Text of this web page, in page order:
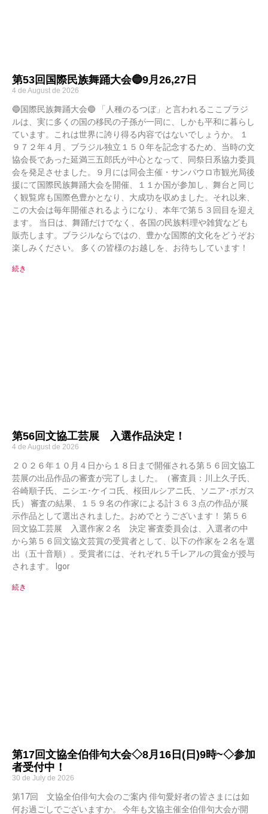
第53回国際民族舞踊大会🔵9月26,27日
4 de August de 2026
🔵国際民族舞踊大会🔵 「人種のるつぼ」と言われるここブラジ
ルは、実に多くの国の移民の子孫が一同に、しかも平和に暮らし
ています。これは世界に誇り得る内容ではないでしょうか。 １
９７２年４月、ブラジル独立１５０年を記念するため、当時の文
協会長であった延満三五郎氏が中心となって、同祭日系協力委員
会を発足させました。９月には同会主催・サンパウロ市観光局後
援にて国際民族舞踊大会を開催、１１か国が参加し、舞台と同じ
く観覧席も国際色豊かとなり、大成功を収めました。それ以来、
この大会は毎年開催されるようになり、本年で第５３回目を迎え
ます。 当日は、舞踊だけでなく、各国の民族料理や雑貨なども
販売します。ブラジルならではの、豊かな国際的文化をどうぞお
楽しみください。 多くの皆様のお越しを、お待ちしています！
続き
第56回文協工芸展 入選作品決定！
4 de August de 2026
２０２６年１０月４日から１８日まで開催される第５６回文協工
芸展の出品作品の審査が完了しました。（審査員：川上久子氏、
谷崎順子氏、ニシエ･ケイコ氏、桜田ルシアニ氏、ソニア･ボガス
氏） 審査の結果、１５９名の作家による計３６３点の作品が展
示作品として選出されました。おめでとうございます！ 第５６
回文協工芸展 入選作家２名 決定 審査委員会は、入選者の中
から第５６回文協文芸賞の受賞者として、以下の作家を２名を選
出（五十音順）。受賞者には、それぞれ５千レアルの賞金が授与
されます。 Igor
続き
第17回文協全伯俳句大会◇8月16日(日)9時~◇参加
者受付中！
30 de July de 2026
第17回 文協全伯俳句大会のご案内 俳句愛好者の皆さまには如
何お過ごしでございますか。 今年も文協主催全伯俳句大会が開